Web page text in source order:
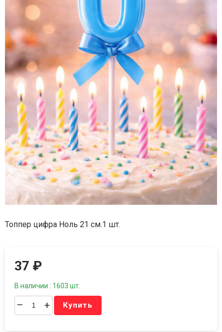
Топпер цифра Ноль 21 см.1 шт.
37₽
В наличии : 1603 шт.
– + Купить